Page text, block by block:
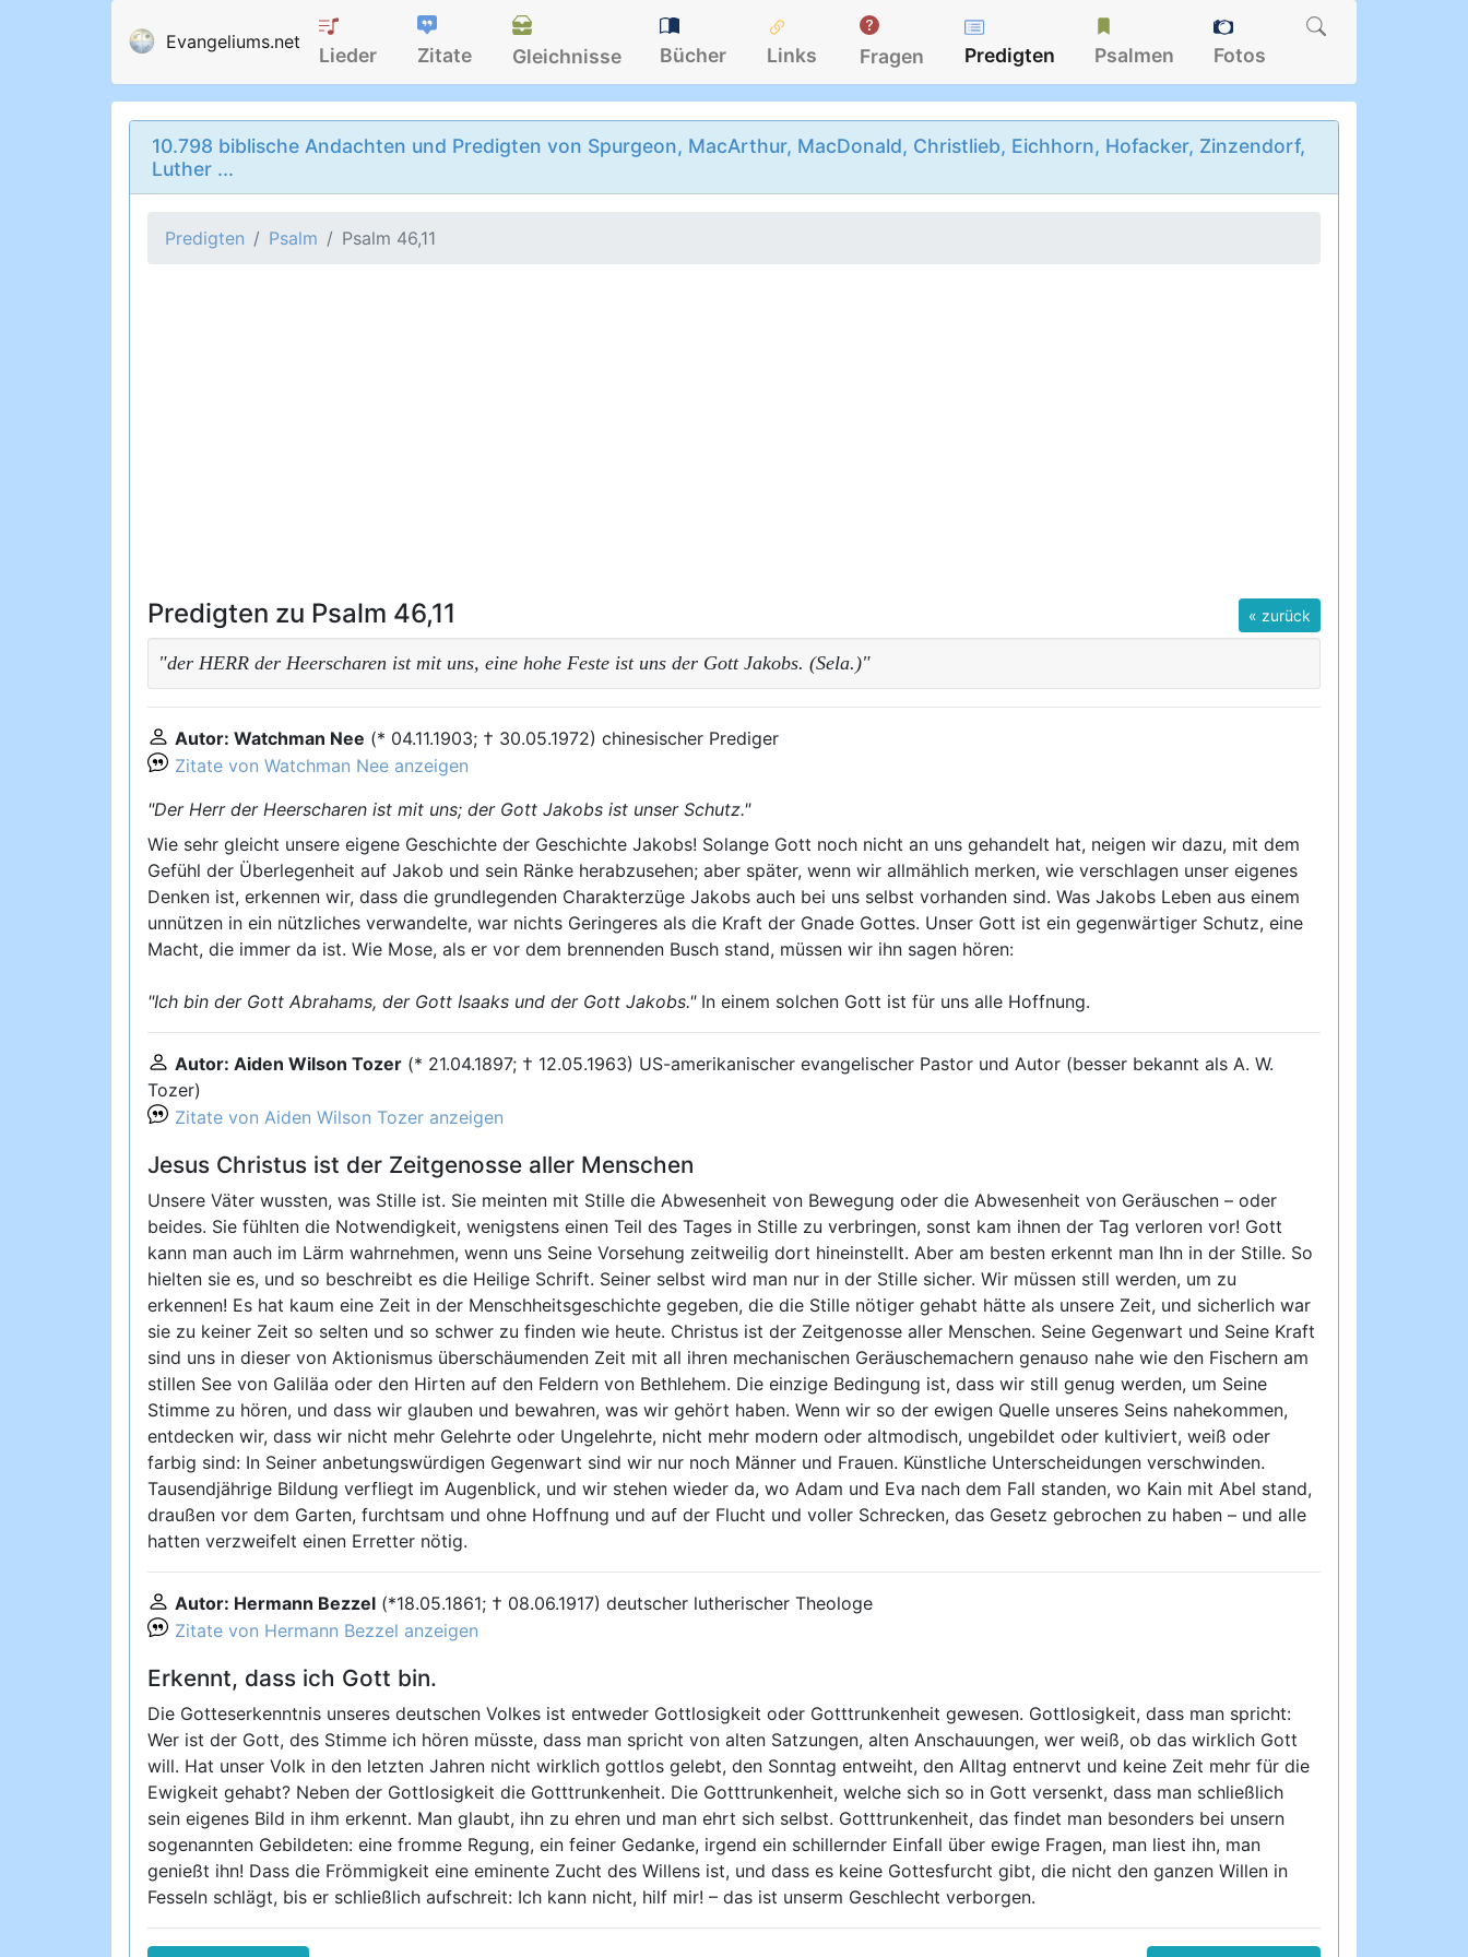
Evangeliums.net
Lieder Zitate Gleichnisse Bücher Links Fragen Predigten Psalmen Fotos
10.798 biblische Andachten und Predigten von Spurgeon, MacArthur, MacDonald, Christlieb, Eichhorn, Hofacker, Zinzendorf,
Luther ...
Predigten Psalm Psalm 46,11
« zurück
Predigten zu Psalm 46,11
"der HERR der Heerscharen ist mit uns, eine hohe Feste ist uns der Gott Jakobs. (Sela.)"
Autor: Watchman Nee (* 04.11.1903; † 30.05.1972) chinesischer Prediger
Zitate von Watchman Nee anzeigen
"Der Herr der Heerscharen ist mit uns; der Gott Jakobs ist unser Schutz."
Wie sehr gleicht unsere eigene Geschichte der Geschichte Jakobs! Solange Gott noch nicht an uns gehandelt hat, neigen wir dazu, mit dem
Gefühl der Überlegenheit auf Jakob und sein Ränke herabzusehen; aber später, wenn wir allmählich merken, wie verschlagen unser eigenes
Denken ist, erkennen wir, dass die grundlegenden Charakterzüge Jakobs auch bei uns selbst vorhanden sind. Was Jakobs Leben aus einem
unnützen in ein nützliches verwandelte, war nichts Geringeres als die Kraft der Gnade Gottes. Unser Gott ist ein gegenwärtiger Schutz, eine
Macht, die immer da ist. Wie Mose, als er vor dem brennenden Busch stand, müssen wir ihn sagen hören:
"Ich bin der Gott Abrahams, der Gott Isaaks und der Gott Jakobs."In einem solchen Gott ist für uns alle Hoffnung.
Autor: Aiden Wilson Tozer (* 21.04.1897; † 12.05.1963) US-amerikanischer evangelischer Pastor und Autor (besser bekannt als A. W.
Tozer)
Zitate von Aiden Wilson Tozer anzeigen
Jesus Christus ist der Zeitgenosse aller Menschen
Unsere Väter wussten, was Stille ist. Sie meinten mit Stille die Abwesenheit von Bewegung oder die Abwesenheit von Geräuschen – oder
beides. Sie fühlten die Notwendigkeit, wenigstens einen Teil des Tages in Stille zu verbringen, sonst kam ihnen der Tag verloren vor! Gott
kann man auch im Lärm wahrnehmen, wenn uns Seine Vorsehung zeitweilig dort hineinstellt. Aber am besten erkennt man Ihn in der Stille. So
hielten sie es, und so beschreibt es die Heilige Schrift. Seiner selbst wird man nur in der Stille sicher. Wir müssen still werden, um zu
erkennen! Es hat kaum eine Zeit in der Menschheitsgeschichte gegeben, die die Stille nötiger gehabt hätte als unsere Zeit, und sicherlich war
sie zu keiner Zeit so selten und so schwer zu finden wie heute. Christus ist der Zeitgenosse aller Menschen. Seine Gegenwart und Seine Kraft
sind uns in dieser von Aktionismus überschäumenden Zeit mit all ihren mechanischen Geräuschemachern genauso nahe wie den Fischern am
stillen See von Galiläa oder den Hirten auf den Feldern von Bethlehem. Die einzige Bedingung ist, dass wir still genug werden, um Seine
Stimme zu hören, und dass wir glauben und bewahren, was wir gehört haben. Wenn wir so der ewigen Quelle unseres Seins nahekommen,
entdecken wir, dass wir nicht mehr Gelehrte oder Ungelehrte, nicht mehr modern oder altmodisch, ungebildet oder kultiviert, weiß oder
farbig sind: In Seiner anbetungswürdigen Gegenwart sind wir nur noch Männer und Frauen. Künstliche Unterscheidungen verschwinden.
Tausendjährige Bildung verfliegt im Augenblick, und wir stehen wieder da, wo Adam und Eva nach dem Fall standen, wo Kain mit Abel stand,
draußen vor dem Garten, furchtsam und ohne Hoffnung und auf der Flucht und voller Schrecken, das Gesetz gebrochen zu haben – und alle
hatten verzweifelt einen Erretter nötig.
Autor: Hermann Bezzel (*18.05.1861; † 08.06.1917) deutscher lutherischer Theologe
Zitate von Hermann Bezzel anzeigen
Erkennt, dass ich Gott bin.
Die Gotteserkenntnis unseres deutschen Volkes ist entweder Gottlosigkeit oder Gotttrunkenheit gewesen. Gottlosigkeit, dass man spricht:
Wer ist der Gott, des Stimme ich hören müsste, dass man spricht von alten Satzungen, alten Anschauungen, wer weiß, ob das wirklich Gott
will. Hat unser Volk in den letzten Jahren nicht wirklich gottlos gelebt, den Sonntag entweiht, den Alltag entnervt und keine Zeit mehr für die
Ewigkeit gehabt? Neben der Gottlosigkeit die Gotttrunkenheit. Die Gotttrunkenheit, welche sich so in Gott versenkt, dass man schließlich
sein eigenes Bild in ihm erkennt. Man glaubt, ihn zu ehren und man ehrt sich selbst. Gotttrunkenheit, das findet man besonders bei unsern
sogenannten Gebildeten: eine fromme Regung, ein feiner Gedanke, irgend ein schillernder Einfall über ewige Fragen, man liest ihn, man
genießt ihn! Dass die Frömmigkeit eine eminente Zucht des Willens ist, und dass es keine Gottesfurcht gibt, die nicht den ganzen Willen in
Fesseln schlägt, bis er schließlich aufschreit: Ich kann nicht, hilf mir! – das ist unserm Geschlecht verborgen.